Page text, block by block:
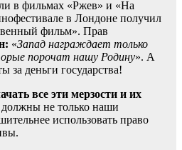
в фильмах «Ржев» и «На
в Лондоне получил
фильм». Прав
«Запад награждает только
порочат нашу Родину». А
за деньги государства!
все эти мерзости и их
должны не только наши
использовать право